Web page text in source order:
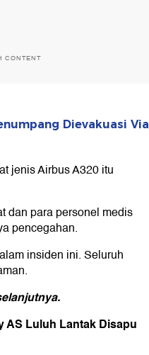
CONTENT
Dievakuasi Via
jenis Airbus A320 itu
dan para personel medis
pencegahan.
insiden ini. Seluruh
AS Luluh Lantak Disapu